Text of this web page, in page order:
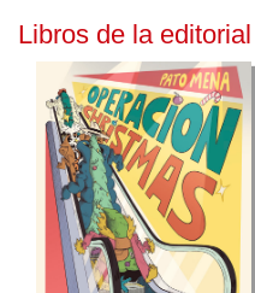
Libros de la